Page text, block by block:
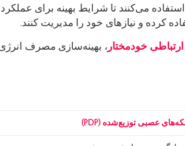
می‌کنند تا شرایط بهینه برای عملکرد
کرده و نیازهای خود را مدیریت کنند.
خودمختار ، بهینه‌سازی مصرف
عصبی توزیع‌شده (PDP)